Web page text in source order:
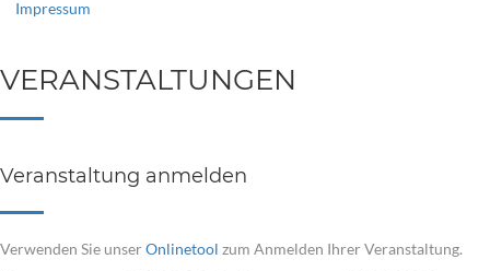
Impressum
VERANSTALTUNGEN
Veranstaltung anmelden
Verwenden Sie unser Onlinetool zum Anmelden Ihrer Veranstaltung.